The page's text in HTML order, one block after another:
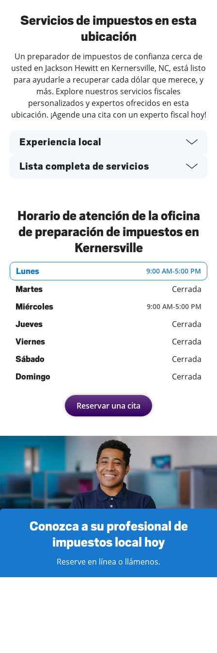
Servicios de impuestos en esta
ubicación
Un preparador de impuestos de confianza cerca de
usted en Jackson Hewitt en Kernersville, NC, está listo
para ayudarle a recuperar cada dólar que merece, y
más. Explore nuestros servicios fiscales
personalizados y expertos ofrecidos en esta
ubicación. ¡Agende una cita con un experto fiscal hoy!
Experiencia local
Lista completa de servicios
Horario de atención de la oficina
de preparación de impuestos en
Kernersville
Lunes 9:00 AM-5:00 PM
Martes Cerrada
Miércoles 9:00 AM-5:00 PM
Jueves Cerrada
Viernes Cerrada
Sábado Cerrada
Domingo Cerrada
Reservar una cita
Conozca a su profesional de
impuestos local hoy
Reserve en línea o llámenos.